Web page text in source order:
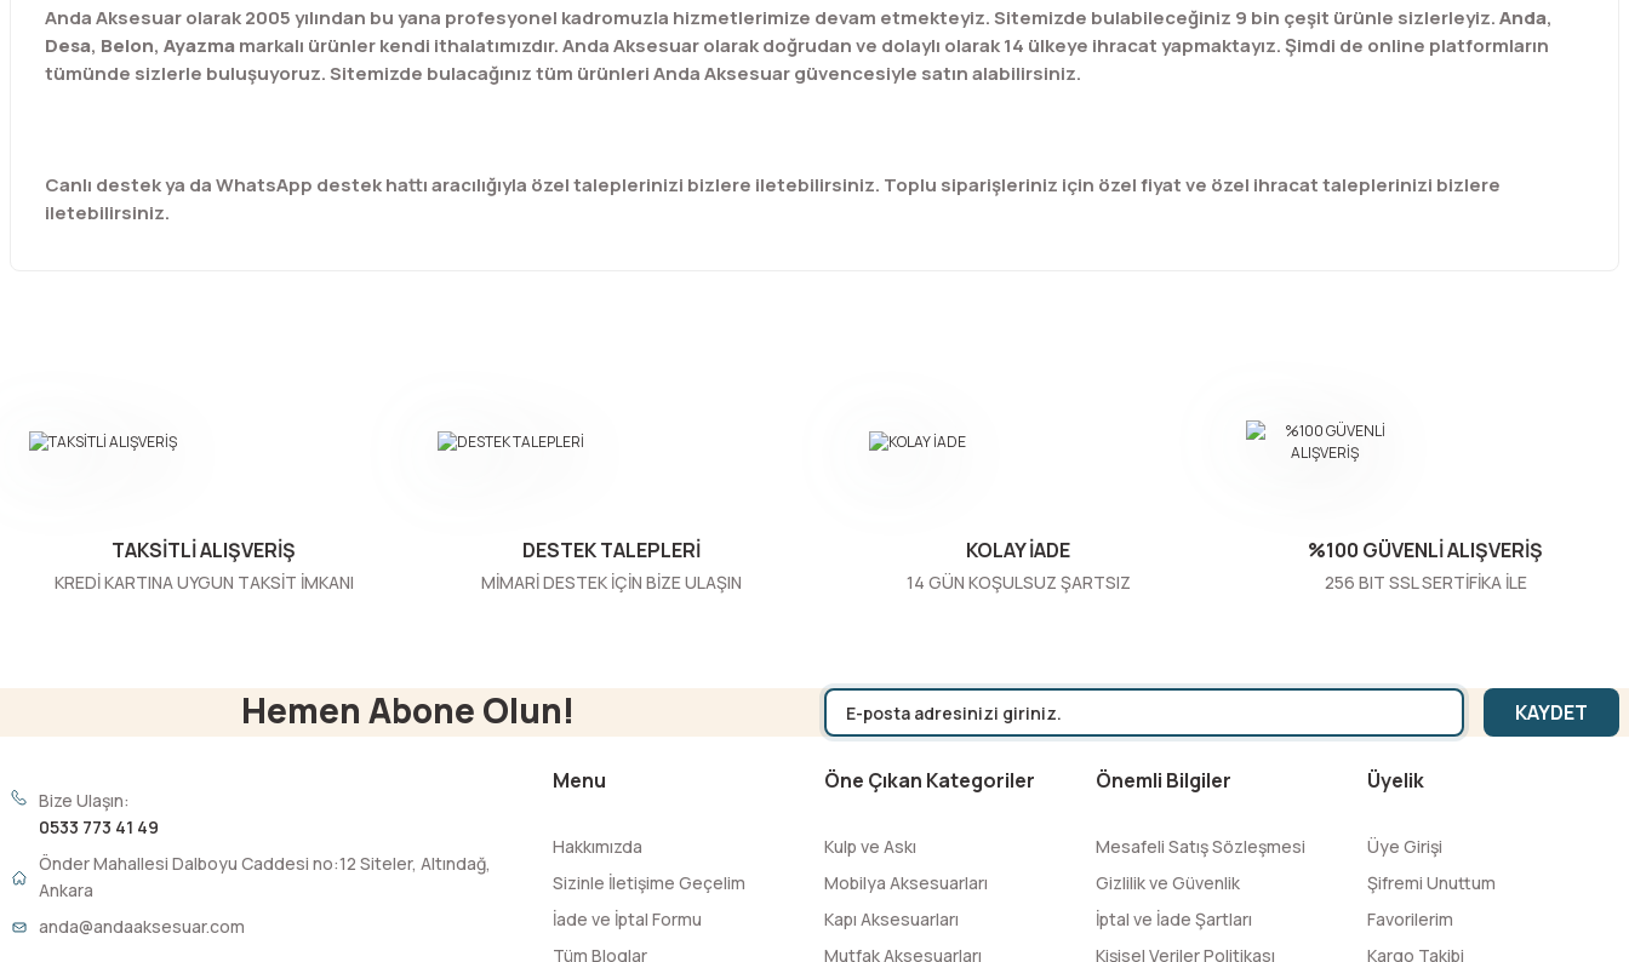
Anda Aksesuar olarak 2005 yılından bu yana profesyonel kadromuzla hizmetlerimize devam etmekteyiz. Sitemizde bulabileceğiniz 9 bin çeşit ürünle sizlerleyiz.Anda,
Desa, Belon, Ayazma markalı ürünler kendi ithalatımızdır. Anda Aksesuar olarak doğrudan ve dolaylı olarak 14 ülkeye ihracat yapmaktayız. Şimdi de online platformların
tümünde sizlerle buluşuyoruz. Sitemizde bulacağınız tüm ürünleri Anda Aksesuar güvencesiyle satın alabilirsiniz.
Canlı destek ya da WhatsApp destek hattı aracılığıyla özel taleplerinizi bizlere iletebilirsiniz. Toplu siparişleriniz için özel fiyat ve özel ihracat taleplerinizi bizlere
iletebilirsiniz.
Ürün bilgilerinde hatalar bulunuyor.
Gönder
TAKSİTLİ ALIŞVERİŞ
KREDİ KARTINA UYGUN TAKSİT İMKANI
DESTEK TALEPLERİ
MİMARİ DESTEK İÇİN BİZE ULAŞIN
KOLAY İADE
14 GÜN KOŞULSUZ ŞARTSIZ
%100 GÜVENLİ ALIŞVERİŞ
256 BIT SSL SERTİFİKA İLE
Hemen Abone Olun! KAYDET
Bize Ulaşın:
0533 773 41 49
Önder Mahallesi Dalboyu Caddesi no:12 Siteler, Altındağ,
Ankara
anda@andaaksesuar.com
Menu
Hakkımızda
Sizinle İletişime Geçelim
İade ve İptal Formu
Tüm Bloglar
Öne Çıkan Kategoriler
Kulp ve Askı
Mobilya Aksesuarları
Kapı Aksesuarları
Mutfak Aksesuarları
Önemli Bilgiler
Mesafeli Satış Sözleşmesi
Gizlilik ve Güvenlik
İptal ve İade Şartları
Kişisel Veriler Politikası
Üyelik
Üye Girişi
Şifremi Unuttum
Favorilerim
Kargo Takibi